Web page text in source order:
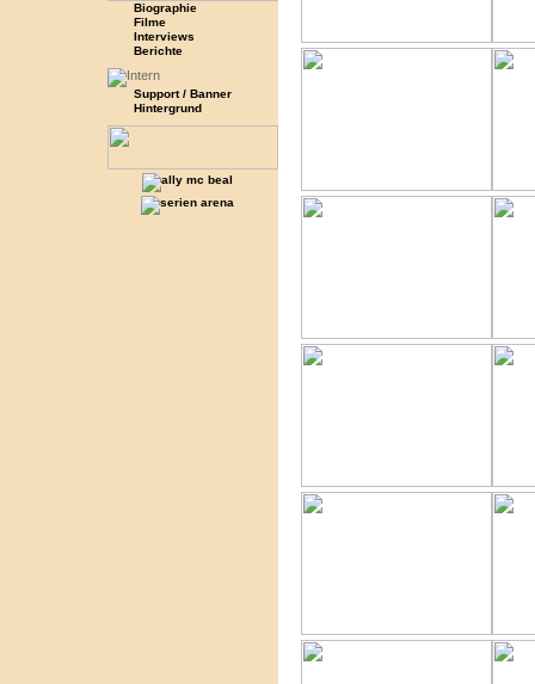
Biographie
Filme
Interviews
Berichte
Support / Banner
Hintergrund